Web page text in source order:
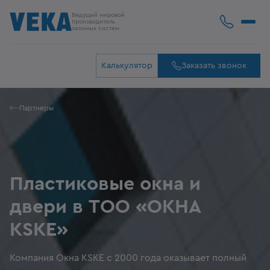
Ведущий мировой
производитель
оконных систем
Калькулятор Заказать звонок
Партнеры
Пластиковые окна и
двери в ТОО «ОКНА
KSKE»
Компания Окна KSKE с 2000 года оказывает полный